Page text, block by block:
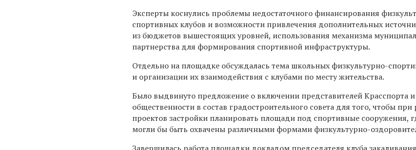
Эксперты коснулись проблемы недостаточного финансирования
спортивных клубов и возможности привлечения дополнительных
из бюджетов вышестоящих уровней, использования механизма
партнерства для формирования спортивной инфраструктуры.
Отдельно на площадке обсуждалась тема школьных физкультурно-
и организации их взаимодействия с клубами по месту жительства.
Было выдвинуто предложение о включении представителей Красспорта
общественности в состав градостроительного совета для того, чтобы
проектов застройки планировать площади под спортивные сооружения,
могли бы быть охвачены различными формами физкультурно-